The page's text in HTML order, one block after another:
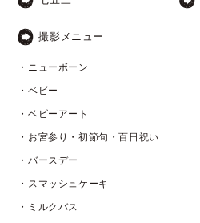
撮影メニュー
・ニューボーン
・ベビー
・ベビーアート
・お宮参り・初節句・百日祝い
・バースデー
・スマッシュケーキ
・ミルクバス